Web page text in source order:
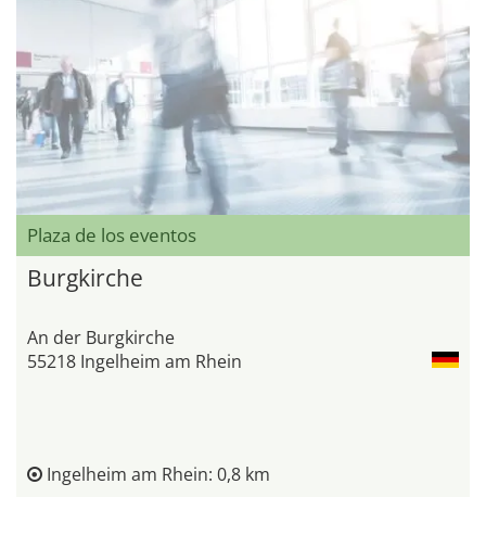
Plaza de los eventos
Burgkirche
An der Burgkirche
55218 Ingelheim am Rhein
Ingelheim am Rhein: 0,8 km